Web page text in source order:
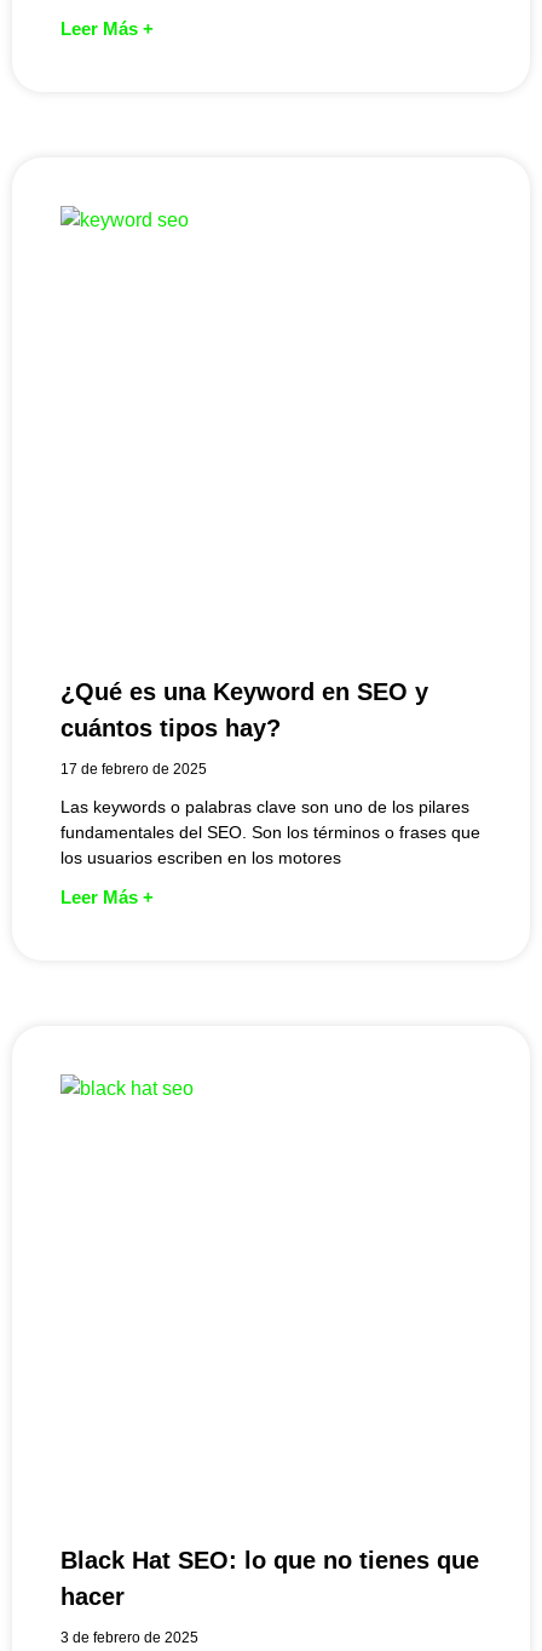
Leer Más +
¿Qué es una Keyword en SEO y
cuántos tipos hay?
17 de febrero de 2025
Las keywords o palabras clave son uno de los pilares
fundamentales del SEO. Son los términos o frases que
los usuarios escriben en los motores
Leer Más +
Black Hat SEO: lo que no tienes que
hacer
3 de febrero de 2025